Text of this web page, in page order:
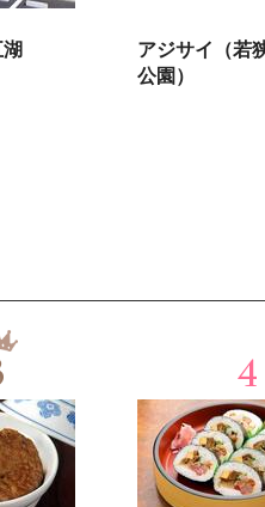
アジサイ（若
公園）
4